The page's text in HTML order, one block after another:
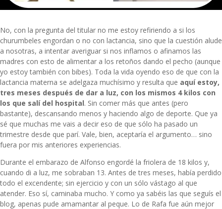
No, con la pregunta del titular no me estoy refiriendo a si los
churumbeles engordan o no con lactancia, sino que la cuestión alude
a nosotras, a intentar averiguar si nos inflamos o afinamos las
madres con esto de alimentar a los retoños dando el pecho (aunque
yo estoy también con bibes). Toda la vida oyendo eso de que con la
lactancia materna se adelgaza muchísimo y resulta que aquí estoy,
tres meses después de dar a luz, con los mismos 4 kilos con
los que salí del hospital. Sin comer más que antes (pero
bastante), descansando menos y haciendo algo de deporte. Que ya
sé que muchas me vais a decir eso de que sólo ha pasado un
trimestre desde que parí. Vale, bien, aceptaría el argumento… sino
fuera por mis anteriores experiencias.
Durante el embarazo de Alfonso engordé la friolera de 18 kilos y,
cuando di a luz, me sobraban 13. Antes de tres meses, había perdido
todo el excendente; sin ejercicio y con un sólo vástago al que
atender. Eso sí, caminaba mucho. Y como ya sabéis las que seguís el
blog, apenas pude amamantar al peque. Lo de Rafa fue aún mejor